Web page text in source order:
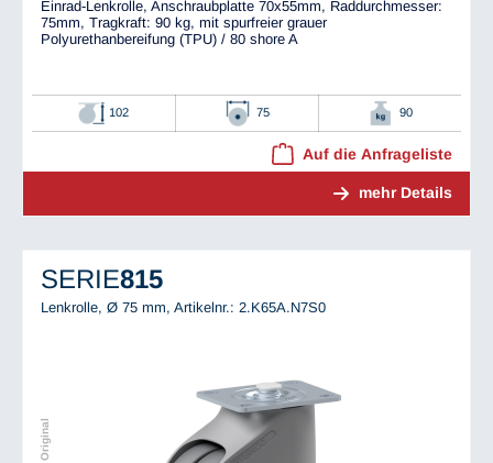
Einrad-Lenkrolle, Anschraubplatte 70x55mm, Raddurchmesser:
75mm, Tragkraft: 90 kg, mit spurfreier grauer
Polyurethanbereifung (TPU) / 80 shore A
102 75 90
Auf die Anfrageliste
mehr Details
SERIE815
Lenkrolle, Ø 75 mm, Artikelnr.: 2.K65A.N7S0